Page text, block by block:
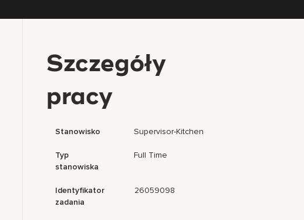
Szczegóły
pracy
Stanowisko Supervisor-Kitchen
Typ
stanowiska
Full Time
Identyfikator
zadania
26059098